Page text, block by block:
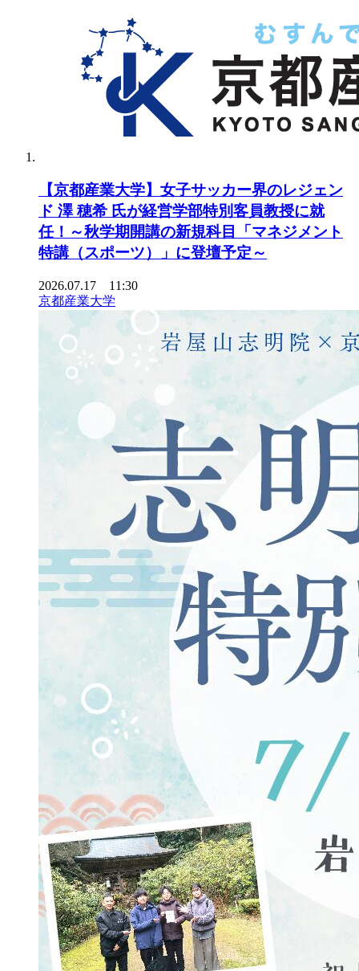
【京都産業大学】女子サッカー界のレジェン
ド 澤 穂希 氏が経営学部特別客員教授に就
任！～秋学期開講の新規科目「マネジメント
特講（スポーツ）」に登壇予定～
2026.07.17 11:30
京都産業大学